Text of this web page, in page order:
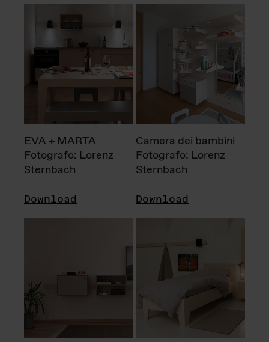
EVA + MARTA
Fotografo: Lorenz
Sternbach
Download
Camera dei bambini
Fotografo: Lorenz
Sternbach
Download